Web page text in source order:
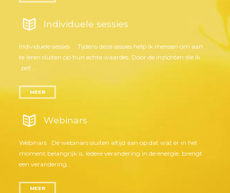
Individuele sessies
Individuele sessies Tijdens deze sessies help ik mensen om aan
te leren sluiten op hun echte waardes. Door de inzichten die ik
zelf...
MEER
Webinars
Webinars De webinars sluiten altijd aan op dat wat er in het
moment belangrijk is. Iedere verandering in de energie, brengt
een verandering...
MEER